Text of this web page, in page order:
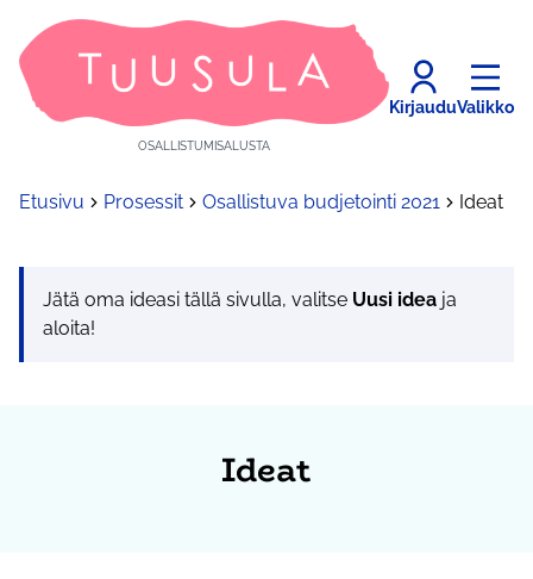
OSALLISTUMISALUSTA
KirjauduValikko
Etusivu Prosessit Osallistuva budjetointi 2021 Ideat
Jätä oma ideasi tällä sivulla, valitse Uusi idea ja
aloita!
Ideat